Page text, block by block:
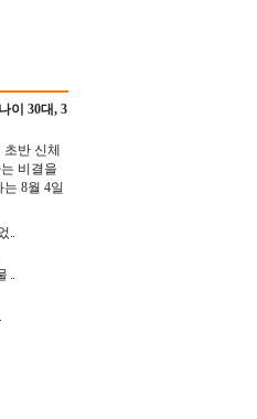
이 30대, 3
반 신체
비결을
8월 4일
..
..